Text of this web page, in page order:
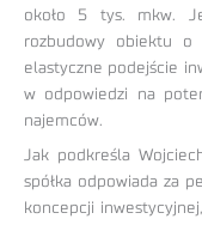
około 5 tys. mkw.
rozbudowy obiektu o
elastyczne podejście
w odpowiedzi na
najemców.
Jak podkreśla
spółka odpowiada za
koncepcji